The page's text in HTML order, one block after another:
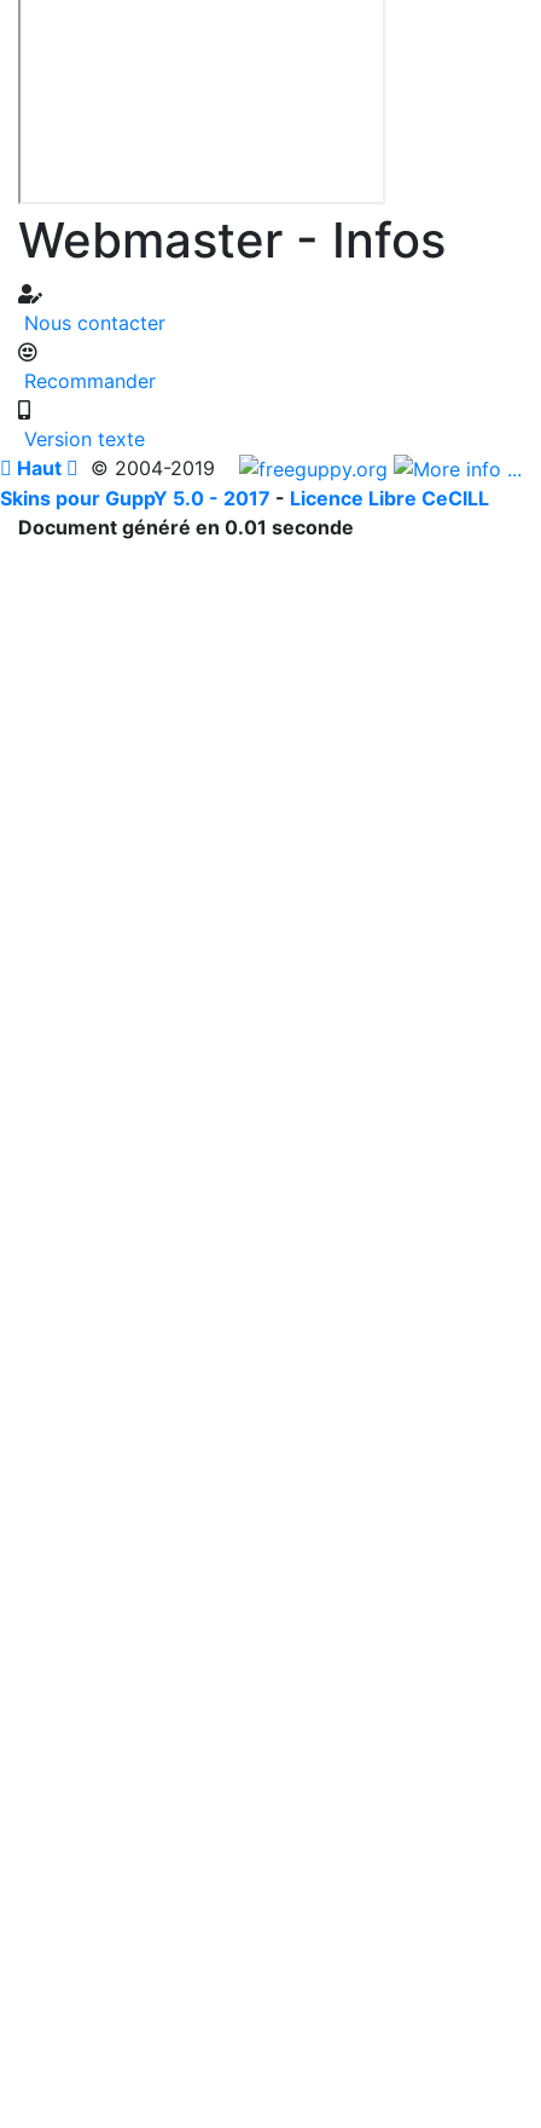
Webmaster - Infos
Nous contacter
Recommander
Version texte
 Haut  © 2004-2019
Skins pour GuppY 5.0 - 2017 - Licence Libre CeCILL
Document généré en 0.01 seconde